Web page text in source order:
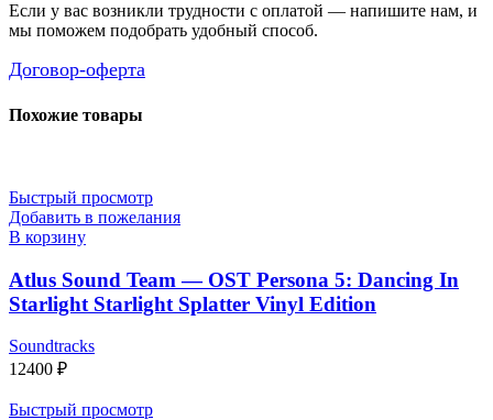
Если у вас возникли трудности с оплатой — напишите нам, и
мы поможем подобрать удобный способ.
Договор-оферта
Похожие товары
Быстрый просмотр
Добавить в пожелания
В корзину
Atlus Sound Team — OST Persona 5: Dancing In
Starlight Starlight Splatter Vinyl Edition
Soundtracks
12400 ₽
Быстрый просмотр